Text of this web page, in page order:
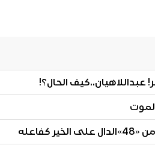
عبداللاهيان..كيف الحال؟!
كفاعله